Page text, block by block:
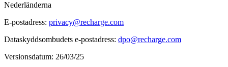
Nederländerna
E-postadress: privacy@recharge.com
Dataskyddsombudets e-postadress: dpo@recharge.com
Versionsdatum: 26/03/25